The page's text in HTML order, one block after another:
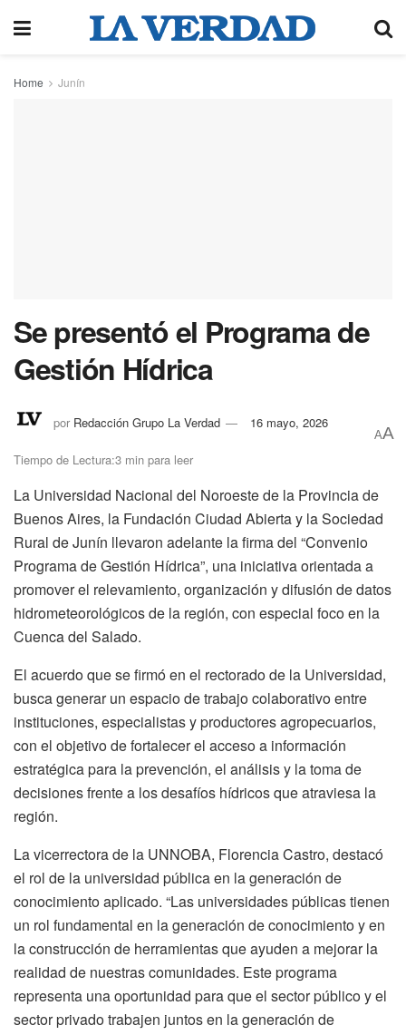
Home Junín
Se presentó el Programa de
Gestión Hídrica
por Redacción Grupo La Verdad 16 mayo, 2026
Tiempo de Lectura:3 min para leer
AA
La Universidad Nacional del Noroeste de la Provincia de
Buenos Aires, la Fundación Ciudad Abierta y la Sociedad
Rural de Junín llevaron adelante la firma del “Convenio
Programa de Gestión Hídrica”, una iniciativa orientada a
promover el relevamiento, organización y difusión de datos
hidrometeorológicos de la región, con especial foco en la
Cuenca del Salado.
El acuerdo que se firmó en el rectorado de la Universidad,
busca generar un espacio de trabajo colaborativo entre
instituciones, especialistas y productores agropecuarios,
con el objetivo de fortalecer el acceso a información
estratégica para la prevención, el análisis y la toma de
decisiones frente a los desafíos hídricos que atraviesa la
región.
La vicerrectora de la UNNOBA, Florencia Castro, destacó
el rol de la universidad pública en la generación de
conocimiento aplicado. “Las universidades públicas tienen
un rol fundamental en la generación de conocimiento y en
la construcción de herramientas que ayuden a mejorar la
realidad de nuestras comunidades. Este programa
representa una oportunidad para que el sector público y el
sector privado trabajen juntos en la generación de